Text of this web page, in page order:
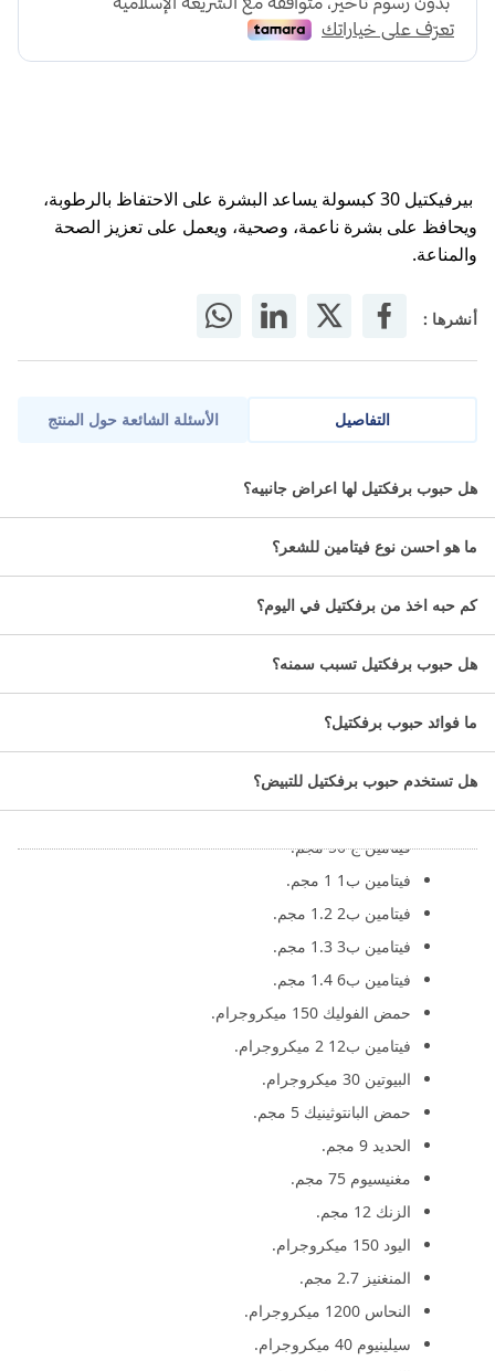
بيرفيكتيل 30 كبسولة يساعد البشرة على الاحتفاظ بالرطوبة،
ويحافظ على بشرة ناعمة، وصحية، ويعمل على تعزيز الصحة
والمناعة.
أنشرها :
التفاصيل
حبوب برفكتيل هي مكمل تجميلي يغذي البشرة والشعر والأظافر
معلومات عن حبوب برفكتيل
التصنيف الدوائي لفيتامين برفكتيل: مكمل غذائي.
ما مكونات البرفكتيل؟
تتمثل مكونات بيرفكتل في:
فيتامين د 5 ميكروجرام
فيتامين هـ 10 مجم.
فيتامين ج 50 مجم.
فيتامين ب1 1 مجم.
فيتامين ب2 1.2 مجم.
فيتامين ب3 1.3 مجم.
فيتامين ب6 1.4 مجم.
حمض الفوليك 150 ميكروجرام.
فيتامين ب12 2 ميكروجرام.
البيوتين 30 ميكروجرام.
حمض البانتوثينيك 5 مجم.
الحديد 9 مجم.
مغنيسيوم 75 مجم.
الزنك 12 مجم.
اليود 150 ميكروجرام.
المنغنيز 2.7 مجم.
النحاس 1200 ميكروجرام.
سيلينيوم 40 ميكروجرام.
الأسئلة الشائعة حول المنتج
هل حبوب برفكتيل لها اعراض جانبيه؟
ما هو احسن نوع فيتامين للشعر؟
كم حبه اخذ من برفكتيل في اليوم؟
هل حبوب برفكتيل تسبب سمنه؟
ما فوائد حبوب برفكتيل؟
هل تستخدم حبوب برفكتيل للتبيض؟